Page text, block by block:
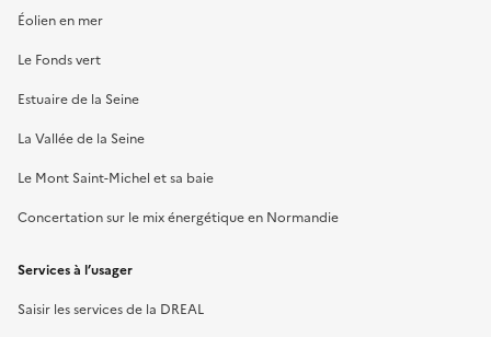
Éolien en mer
Le Fonds vert
Estuaire de la Seine
La Vallée de la Seine
Le Mont Saint-Michel et sa baie
Concertation sur le mix énergétique en Normandie
Services à l’usager
Saisir les services de la DREAL